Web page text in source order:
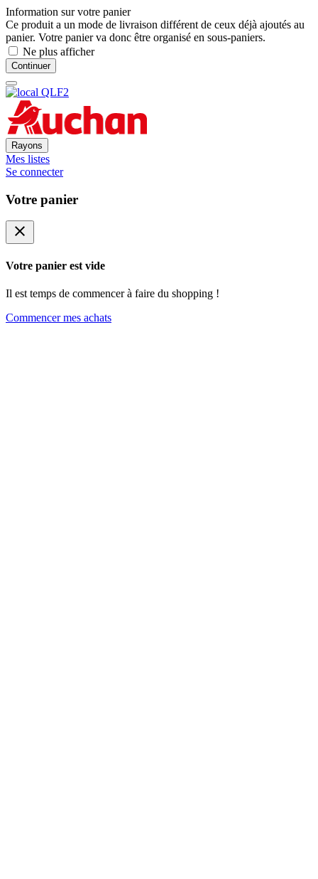
Information sur votre panier
Ce produit a un mode de livraison différent de ceux déjà ajoutés au
panier. Votre panier va donc être organisé en sous-paniers.
Ne plus afficher
Continuer
Rayons
Mes listes
Se connecter
Votre panier
close
Votre panier est vide
Il est temps de commencer à faire du shopping !
Commencer mes achats